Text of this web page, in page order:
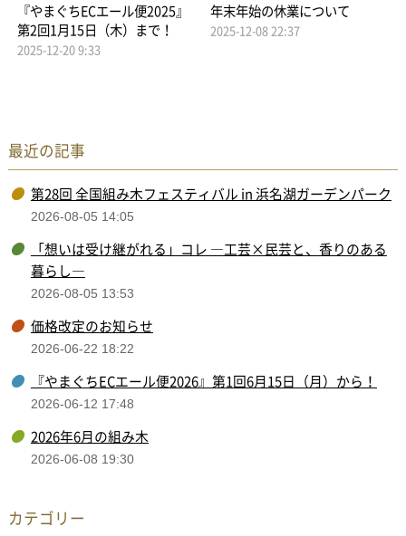
『やまぐちECエール便2025』
第2回1月15日（木）まで！
2025-12-20 9:33
年末年始の休業について
2025-12-08 22:37
最近の記事
第28回 全国組み木フェスティバル in 浜名湖ガーデンパーク
2026-08-05 14:05
「想いは受け継がれる」コレ ―工芸×民芸と、香りのある
暮らし―
2026-08-05 13:53
価格改定のお知らせ
2026-06-22 18:22
『やまぐちECエール便2026』第1回6月15日（月）から！
2026-06-12 17:48
2026年6月の組み木
2026-06-08 19:30
カテゴリー